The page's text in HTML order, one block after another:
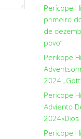
Perícope
primeiro
de
povo”
Perikope
2024
Pericope
Adviento
Pericope